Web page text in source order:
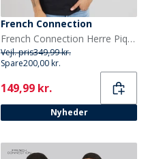
French Connection
French Connection Herre Pique Polo Skjorte Marine/Hvid
Vejl. pris349,99 kr.
Spare200,00 kr.
Current
149,99 kr.
Nyheder